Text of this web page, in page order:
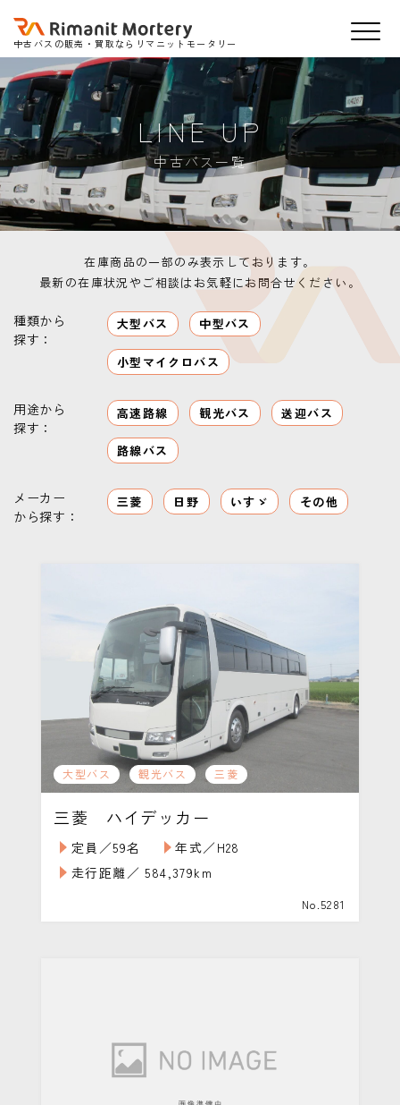
中古バスの販売・買取ならリマニットモータリー
LINE UP
中古バス一覧
在庫商品の一部のみ表示しております。
最新の在庫状況やご相談はお気軽にお問合せください。
種類から
探す：
大型バス 中型バス
小型マイクロバス
用途から
探す：
高速路線 観光バス 送迎バス
路線バス
メーカー
から探す：
三菱 日野 いすゞ その他
大型バス 観光バス 三菱
三菱 ハイデッカー
定員／59名
年式／H28
走行距離／ 584,379km
No.5281